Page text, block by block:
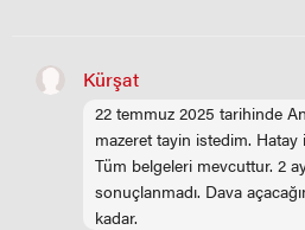
Kürşat
22 temmuz 2025 tarihinde
mazeret tayin istedim.
Tüm belgeleri mevcuttur. 2
sonuçlanmadı. Dava
kadar.